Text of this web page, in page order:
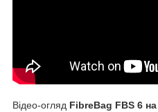
Відео-огляд FibreBag FBS 6